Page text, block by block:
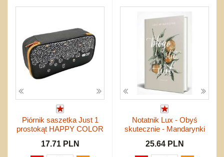
Piórnik saszetka Just 1
prostokąt HAPPY COLOR
17.71 PLN
Notatnik Lux - Obyś
skutecznie - Mandarynki
25.64 PLN